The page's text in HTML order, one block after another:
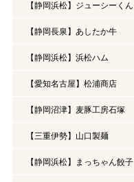
【静岡浜松】ジューシーくん
【静岡長泉】あしたか牛
【静岡浜松】浜松ハム
【愛知名古屋】松浦商店
【静岡沼津】麦豚工房石塚
【三重伊勢】山口製麺
【静岡浜松】まっちゃん餃子